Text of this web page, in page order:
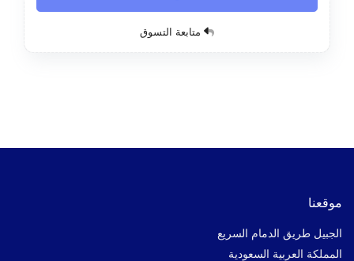
متابعة التسوق
موقعنا
الجبيل طريق الدمام السريع
المملكة العربية السعودية